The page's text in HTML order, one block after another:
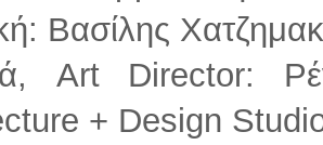
Βασίλης
Art Director:
+ Design